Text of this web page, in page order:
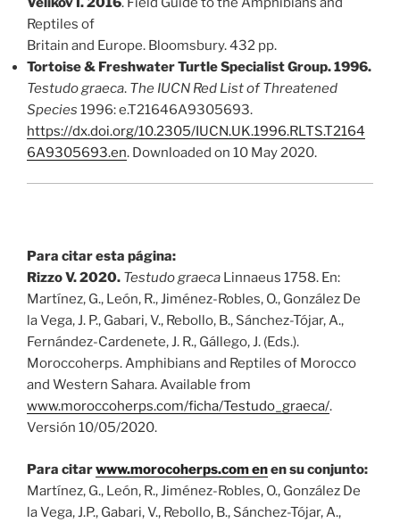
Reptiles of
Britain and Europe. Bloomsbury. 432 pp.
Tortoise & Freshwater Turtle Specialist Group. 1996.
Testudo graeca. The IUCN Red List of Threatened
Species 1996: e.T21646A9305693.
https://dx.doi.org/10.2305/IUCN.UK.1996.RLTS.T2164
6A9305693.en. Downloaded on 10 May 2020.
Para citar esta página:
Rizzo V. 2020. Testudo graeca Linnaeus 1758. En:
Martínez, G., León, R., Jiménez-Robles, O., González De
la Vega, J. P., Gabari, V., Rebollo, B., Sánchez-Tójar, A.,
Fernández-Cardenete, J. R., Gállego, J. (Eds.).
Moroccoherps. Amphibians and Reptiles of Morocco
and Western Sahara. Available from
www.moroccoherps.com/ficha/­Testudo_graeca/.
Versión 10/05/2020.
Para citarwww.morocoherps.com enen su conjunto:
Martínez, G., León, R., Jiménez-Robles, O., González De
la Vega, J.P., Gabari, V., Rebollo, B., Sánchez-Tójar, A.,